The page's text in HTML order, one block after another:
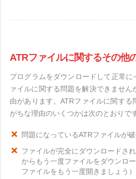
ATRファイルに関するその他
プログラムをダウンロードして正常に
ァイルに関する問題を解決できませ
由があります。ATRファイルに関する
がちな理由のいくつかは次のとおりで
問題になっているATRファイルが
ファイルが完全にダウンロードさ
からもう一度ファイルをダウンロ
ファイルをもう一度開きましょう）